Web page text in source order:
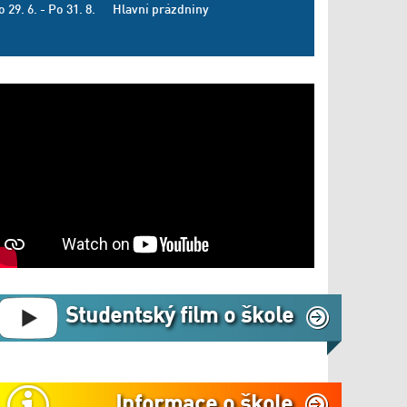
29. 6. - Po 31. 8. Hlavní prázdniny
Studentský film o škole